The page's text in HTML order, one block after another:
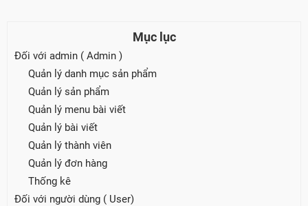
Mục lục
Đối với admin ( Admin )
Quản lý danh mục sản phẩm
Quản lý sản phẩm
Quản lý menu bài viết
Quản lý bài viết
Quản lý thành viên
Quản lý đơn hàng
Thống kê
Đối với người dùng ( User)